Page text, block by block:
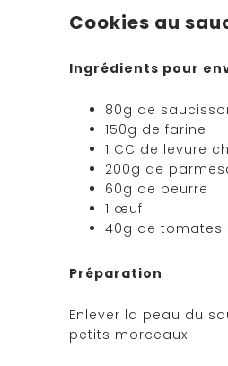
Cookies au
Ingrédients pour
80g de
150g de farine
1 CC de levure
200g de
60g de beurre
1 œuf
40g de tomates
Préparation
Enlever la peau du
petits morceaux.